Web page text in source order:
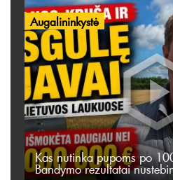
Augalininkystė
Kas nutinka pupoms po
Bandymo rezultatai